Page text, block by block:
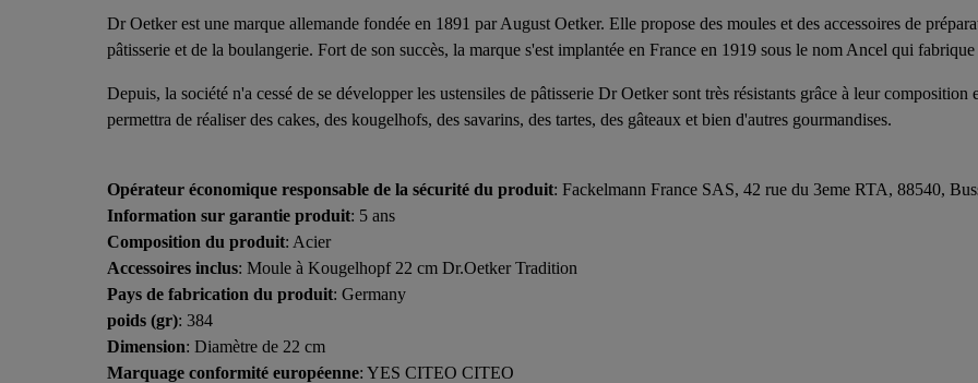
Dr Oetker est une marque allemande fondée en 1891 par August Oetker. Elle propose des moules et des accessoires de
pâtisserie et de la boulangerie. Fort de son succès, la marque s'est implantée en France en 1919 sous le nom Ancel qui fabrique
Depuis, la société n'a cessé de se développer les ustensiles de pâtisserie Dr Oetker sont très résistants grâce à leur
permettra de réaliser des cakes, des kougelhofs, des savarins, des tartes, des gâteaux et bien d'autres gourmandises.
Opérateur économique responsable de la sécurité du produit: Fackelmann France SAS, 42 rue du 3eme RTA, 88540,
Information sur garantie produit: 5 ans
Composition du produit: Acier
Accessoires inclus: Moule à Kougelhopf 22 cm Dr.Oetker Tradition
Pays de fabrication du produit: Germany
poids (gr): 384
Dimension: Diamètre de 22 cm
Marquage conformité européenne: YES CITEO CITEO